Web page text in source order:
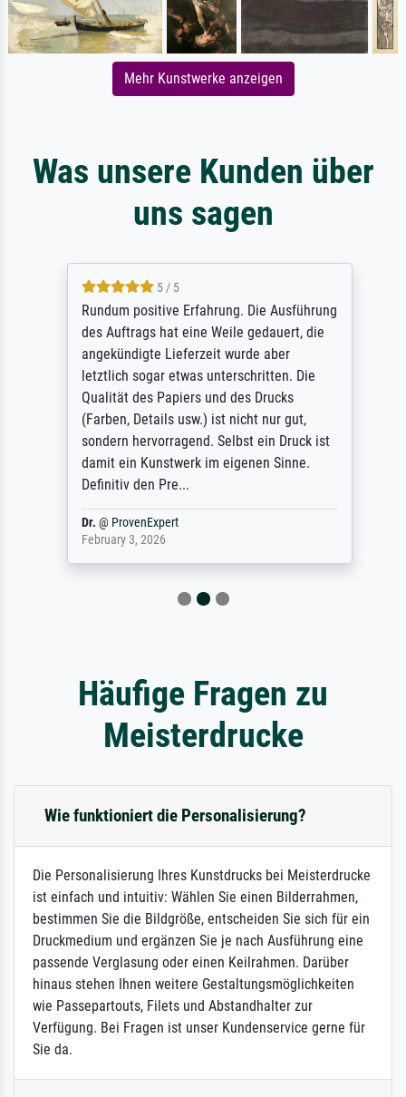
Mehr Kunstwerke anzeigen
Was unsere Kunden über
uns sagen
5 / 5
Rundum positive Erfahrung. Die Ausführung
des Auftrags hat eine Weile gedauert, die
angekündigte Lieferzeit wurde aber
letztlich sogar etwas unterschritten. Die
Qualität des Papiers und des Drucks
(Farben, Details usw.) ist nicht nur gut,
sondern hervorragend. Selbst ein Druck ist
damit ein Kunstwerk im eigenen Sinne.
Definitiv den Pre...
Dr.@ProvenExpert
February 3, 2026
Häufige Fragen zu
Meisterdrucke
Wie funktioniert die Personalisierung?
Die Personalisierung Ihres Kunstdrucks bei Meisterdrucke
ist einfach und intuitiv: Wählen Sie einen Bilderrahmen,
bestimmen Sie die Bildgröße, entscheiden Sie sich für ein
Druckmedium und ergänzen Sie je nach Ausführung eine
passende Verglasung oder einen Keilrahmen. Darüber
hinaus stehen Ihnen weitere Gestaltungsmöglichkeiten
wie Passepartouts, Filets und Abstandhalter zur
Verfügung. Bei Fragen ist unser Kundenservice gerne für
Sie da.